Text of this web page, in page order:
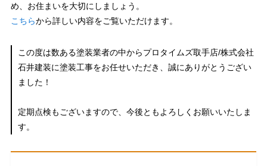
め、お住まいを大切にしましょう。
こちらから詳しい内容をご覧いただけます。
この度は数ある塗装業者の中からプロタイムズ取手店/株式会社
石井建装に塗装工事をお任せいただき、誠にありがとうござい
ました！
定期点検もございますので、今後ともよろしくお願いいたしま
す。